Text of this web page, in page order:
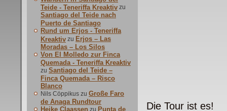
Teide - Teneriffa Kreaktiv zu
Santiago del Teide nach
Puerto de Santiago
Rund um Erjos - Teneriffa
Kreaktiv zu Erjos – Las
Moradas – Los Silos
Von El Molledo zur Finca
Quemada - Teneriffa Kreaktiv
zu Santiago del Teide –
Finca Quemada – Risco
Blanco
Nils Cöppikus zu Große Faro
de Anaga Rundtour
Heike Claassen zu Punta de
Die Tour ist es!